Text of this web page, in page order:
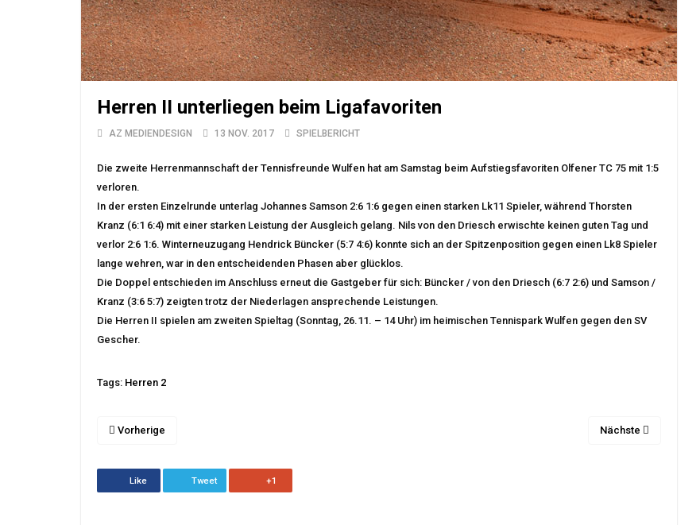
Herren II unterliegen beim Ligafavoriten
AZ MEDIENDESIGN 13 NOV. 2017 SPIELBERICHT
Die zweite Herrenmannschaft der Tennisfreunde Wulfen hat am Samstag beim Aufstiegsfavoriten Olfener TC 75 mit 1:5
verloren.
In der ersten Einzelrunde unterlag Johannes Samson 2:6 1:6 gegen einen starken Lk11 Spieler, während Thorsten
Kranz (6:1 6:4) mit einer starken Leistung der Ausgleich gelang. Nils von den Driesch erwischte keinen guten Tag und
verlor 2:6 1:6. Winterneuzugang Hendrick Büncker (5:7 4:6) konnte sich an der Spitzenposition gegen einen Lk8 Spieler
lange wehren, war in den entscheidenden Phasen aber glücklos.
Die Doppel entschieden im Anschluss erneut die Gastgeber für sich: Büncker / von den Driesch (6:7 2:6) und Samson /
Kranz (3:6 5:7) zeigten trotz der Niederlagen ansprechende Leistungen.
Die Herren II spielen am zweiten Spieltag (Sonntag, 26.11. – 14 Uhr) im heimischen Tennispark Wulfen gegen den SV
Gescher.
Tags: Herren 2
Vorherige Nächste
Like Tweet +1